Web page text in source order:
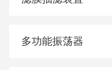
多功能振荡器